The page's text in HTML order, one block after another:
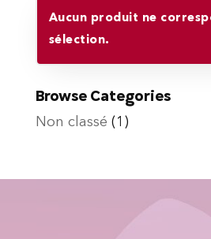
Aucun produit ne
sélection.
Browse Categories
Non classé (1)